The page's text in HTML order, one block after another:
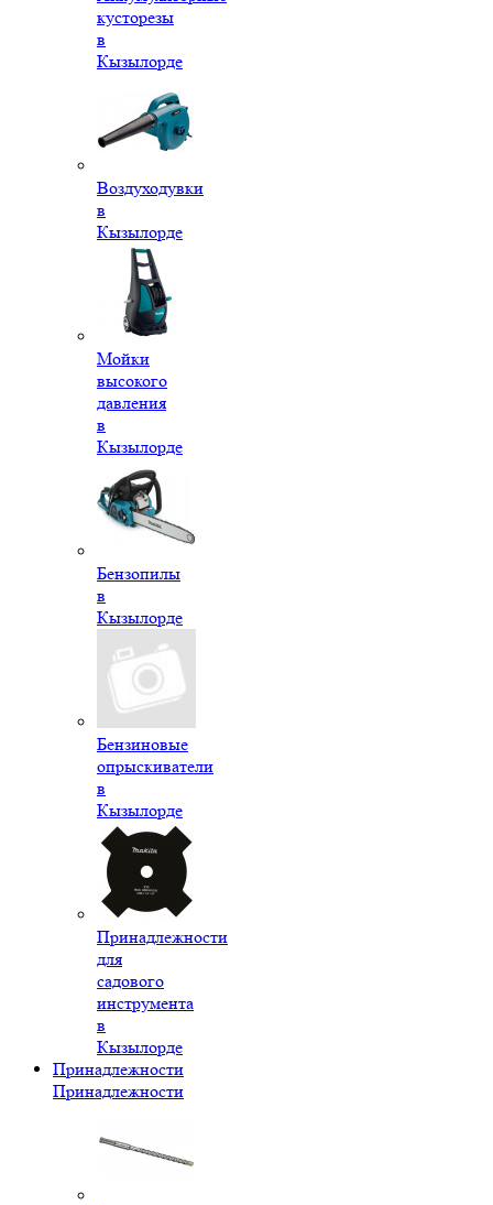
кусторезы
в
Кызылорде
Воздуходувки
в
Кызылорде
Мойки
высокого
давления
в
Кызылорде
Бензопилы
в
Кызылорде
Бензиновые
опрыскиватели
в
Кызылорде
Принадлежности
для
садового
инструмента
в
Кызылорде
Принадлежности
Принадлежности